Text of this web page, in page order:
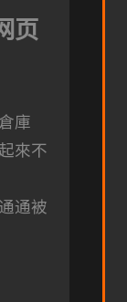
页
庫
來不
通被